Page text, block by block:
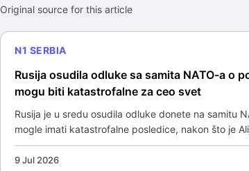
Original source for this article
N1 SERBIA
Rusija osudila odluke sa samita NATO-a o
mogu biti katastrofalne za ceo svet
Rusija je u sredu osudila odluke donete na samitu
mogle imati katastrofalne posledice, nakon što je
9 Jul 2026